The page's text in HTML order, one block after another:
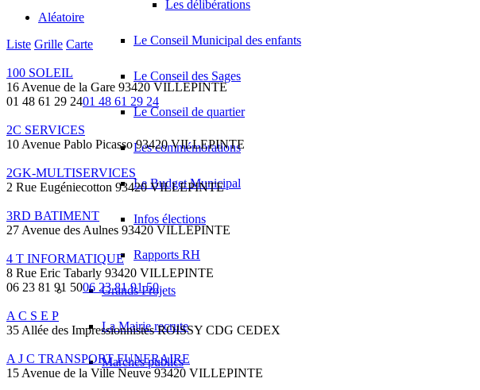
Les délibérations
Le Conseil Municipal des enfants
Le Conseil des Sages
Le Conseil de quartier
Les commémorations
Le Budget Municipal
Infos élections
Rapports RH
Grands Projets
La Mairie recrute
Marchés publics
Aléatoire
Liste Grille Carte
100 SOLEIL
16 Avenue de la Gare 93420 VILLEPINTE
01 48 61 29 2401 48 61 29 24
2C SERVICES
10 Avenue Pablo Picasso 93420 VILLEPINTE
2GK-MULTISERVICES
2 Rue Eugéniecotton 93420 VILLEPINTE
3RD BATIMENT
27 Avenue des Aulnes 93420 VILLEPINTE
4 T INFORMATIQUE
8 Rue Eric Tabarly 93420 VILLEPINTE
06 23 81 91 5006 23 81 91 50
A C S E P
35 Allée des Impressionnistes ROISSY CDG CEDEX
A J C TRANSPORT FUNERAIRE
15 Avenue de la Ville Neuve 93420 VILLEPINTE